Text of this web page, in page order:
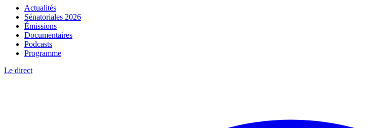
Actualités
Sénatoriales 2026
Émissions
Documentaires
Podcasts
Programme
Le direct